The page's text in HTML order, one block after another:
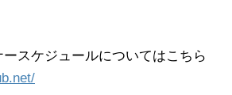
スケジュールについてはこちら